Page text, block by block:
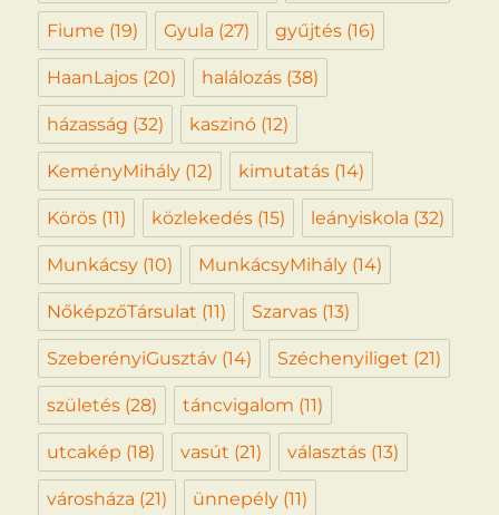
Fiume (19) Gyula (27) gyűjtés (16)
HaanLajos (20) halálozás (38)
házasság (32) kaszinó (12)
KeményMihály (12) kimutatás (14)
Körös (11) közlekedés (15) leányiskola (32)
Munkácsy (10) MunkácsyMihály (14)
NőképzőTársulat (11) Szarvas (13)
SzeberényiGusztáv (14) Széchenyiliget (21)
születés (28) táncvigalom (11)
utcakép (18) vasút (21) választás (13)
városháza (21) ünnepély (11)